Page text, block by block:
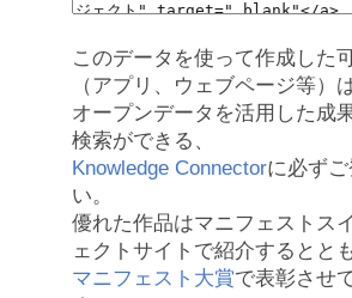
このデータを使って作成した
（アプリ、ウェブページ等）は
オープンデータを活用した成
検索ができる、
Knowledge Connectorに必ず
い。
優れた作品はマニフェストス
ェクトサイトで紹介するととも
マニフェスト大賞で表彰させ